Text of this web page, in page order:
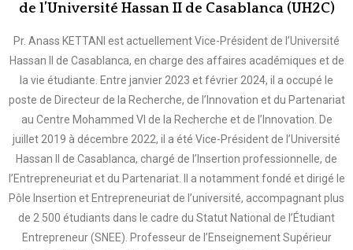
de l’Université Hassan II de Casablanca (UH2C)
Pr. Anass KETTANI est actuellement Vice-Président de l’Université
Hassan II de Casablanca, en charge des affaires académiques et de
la vie étudiante. Entre janvier 2023 et février 2024, il a occupé le
poste de Directeur de la Recherche, de l’Innovation et du Partenariat
au Centre Mohammed VI de la Recherche et de l’Innovation. De
juillet 2019 à décembre 2022, il a été Vice-Président de l’Université
Hassan II de Casablanca, chargé de l’Insertion professionnelle, de
l’Entrepreneuriat et du Partenariat. Il a notamment fondé et dirigé le
Pôle Insertion et Entrepreneuriat de l’université, accompagnant plus
de 2 500 étudiants dans le cadre du Statut National de l’Étudiant
Entrepreneur (SNEE). Professeur de l’Enseignement Supérieur